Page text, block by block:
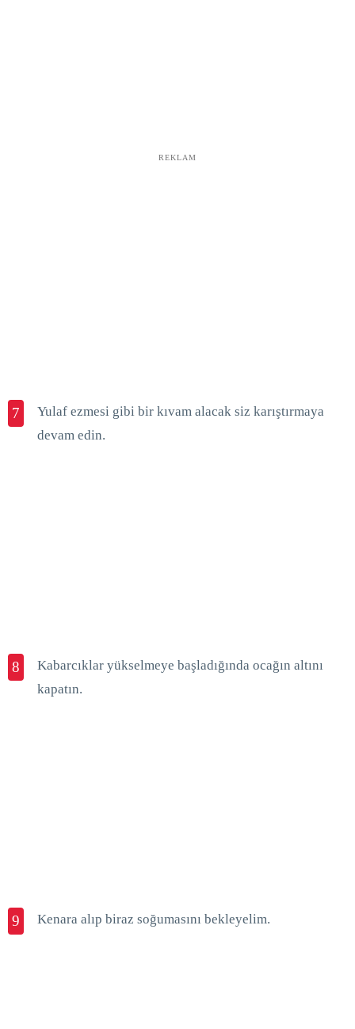
REKLAM
7
Yulaf ezmesi gibi bir kıvam alacak siz karıştırmaya
devam edin.
8
Kabarcıklar yükselmeye başladığında ocağın altını
kapatın.
9 Kenara alıp biraz soğumasını bekleyelim.